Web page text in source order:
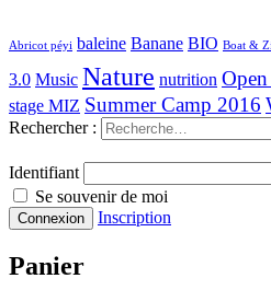
Abricot péyi baleine Banane BIO Boat &
3.0 Music Nature nutrition
stage MIZ Summer Camp 2016
Rechercher :
Identifiant
Se souvenir de moi
Inscription
Panier